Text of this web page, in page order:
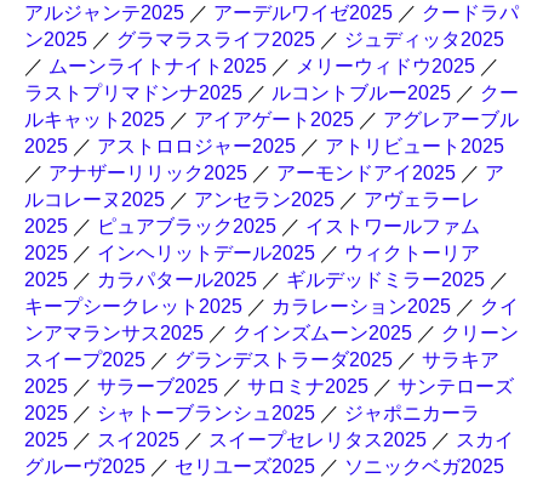
アルジャンテ2025 ／ アーデルワイゼ2025 ／ クードラパ
ン2025 ／ グラマラスライフ2025 ／ ジュディッタ2025
／ ムーンライトナイト2025 ／ メリーウィドウ2025 ／
ラストプリマドンナ2025 ／ ルコントブルー2025 ／ クー
ルキャット2025 ／ アイアゲート2025 ／ アグレアーブル
2025 ／ アストロロジャー2025 ／ アトリビュート2025
／ アナザーリリック2025 ／ アーモンドアイ2025 ／ ア
ルコレーヌ2025 ／ アンセラン2025 ／ アヴェラーレ
2025 ／ ピュアブラック2025 ／ イストワールファム
2025 ／ インヘリットデール2025 ／ ウィクトーリア
2025 ／ カラパタール2025 ／ ギルデッドミラー2025 ／
キープシークレット2025 ／ カラレーション2025 ／ クイ
ンアマランサス2025 ／ クインズムーン2025 ／ クリーン
スイープ2025 ／ グランデストラーダ2025 ／ サラキア
2025 ／ サラーブ2025 ／ サロミナ2025 ／ サンテローズ
2025 ／ シャトーブランシュ2025 ／ ジャポニカーラ
2025 ／ スイ2025 ／ スイープセレリタス2025 ／ スカイ
グルーヴ2025 ／ セリユーズ2025 ／ ソニックベガ2025